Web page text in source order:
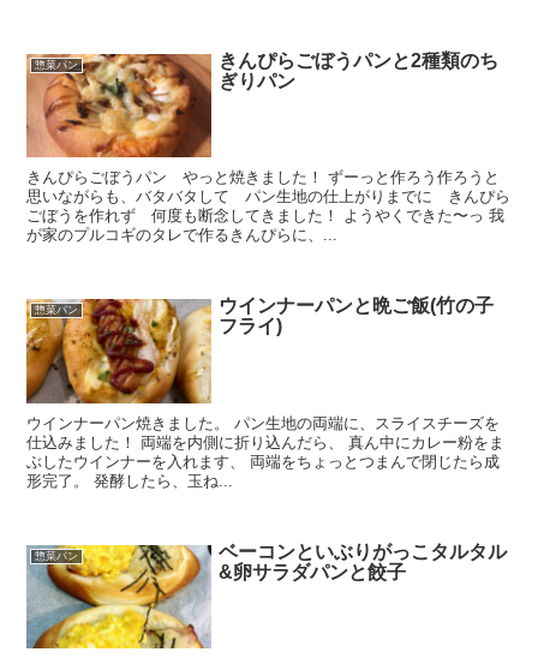
惣菜パン
きんぴらごぼうパンと2種類のち
ぎりパン
きんぴらごぼうパン やっと焼きました！ ずーっと作ろう作ろうと
思いながらも、バタバタして パン生地の仕上がりまでに きんぴら
ごぼうを作れず 何度も断念してきました！ ようやくできた〜っ 我
が家のプルコギのタレで作るきんぴらに、...
惣菜パン
ウインナーパンと晩ご飯(竹の子
フライ)
ウインナーパン焼きました。 パン生地の両端に、スライスチーズを
仕込みました！ 両端を内側に折り込んだら、 真ん中にカレー粉をま
ぶしたウインナーを入れます、 両端をちょっとつまんで閉じたら成
形完了。 発酵したら、玉ね...
惣菜パン
ベーコンといぶりがっこタルタル
&卵サラダパンと餃子